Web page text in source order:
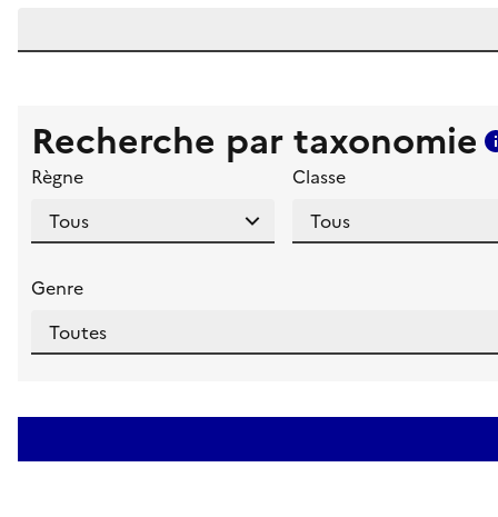
Recherche par taxonomie
Règne Classe
Genre